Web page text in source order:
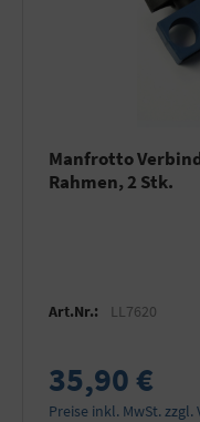
Manfrotto
Rahmen, 2 Stk.
Art.Nr.: LL7620
35,90 €
Preise inkl. MwSt.